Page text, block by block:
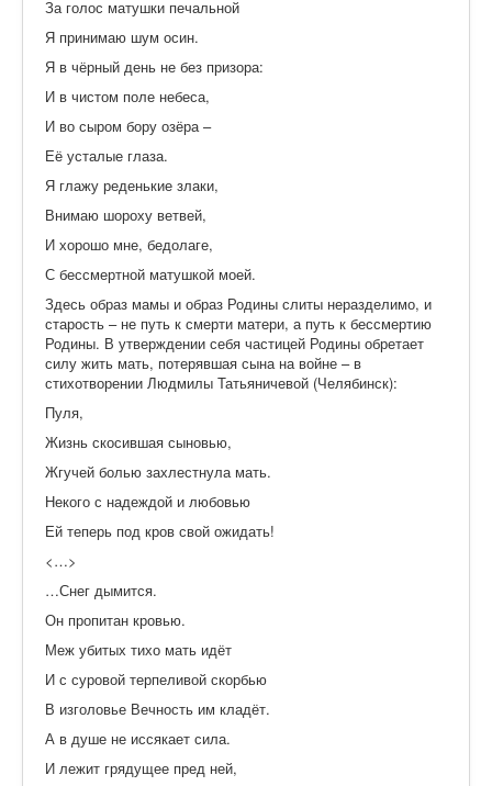
За голос матушки печальной
Я принимаю шум осин.
Я в чёрный день не без призора:
И в чистом поле небеса,
И во сыром бору озёра –
Её усталые глаза.
Я глажу реденькие злаки,
Внимаю шороху ветвей,
И хорошо мне, бедолаге,
С бессмертной матушкой моей.
Здесь образ мамы и образ Родины слиты неразделимо, и
старость – не путь к смерти матери, а путь к бессмертию
Родины. В утверждении себя частицей Родины обретает
силу жить мать, потерявшая сына на войне – в
стихотворении Людмилы Татьяничевой (Челябинск):
Пуля,
Жизнь скосившая сыновью,
Жгучей болью захлестнула мать.
Некого с надеждой и любовью
Ей теперь под кров свой ожидать!
<…>
…Снег дымится.
Он пропитан кровью.
Меж убитых тихо мать идёт
И с суровой терпеливой скорбью
В изголовье Вечность им кладёт.
А в душе не иссякает сила.
И лежит грядущее пред ней,